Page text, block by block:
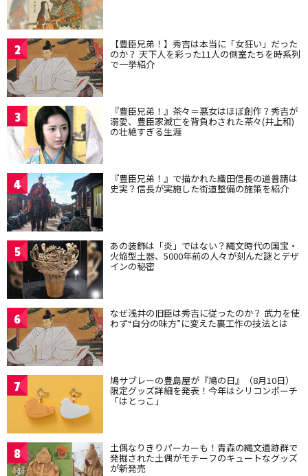
2 【豊臣兄弟！】秀吉は本当に「女狂い」だった
のか？ 天下人を彩った11人の側室たちを時系列
で一挙紹介
3 『豊臣兄弟！』茶々＝悪女はほぼ創作？秀吉が
溺愛、豊臣家滅亡を背負わされた茶々(井上和)
の壮絶すぎる生涯
4 『豊臣兄弟！』で描かれた織田信長の道普請は
史実？信長が実施した街道整備の施策を紹介
5 あの装飾は「炎」ではない？縄文時代の国宝・
火焔型土器、5000年前の人々が刻んだ謎とデザ
インの秘密
6 なぜ浅井の旧臣は秀吉に従ったのか？ 武力を使
わず“自分の味方”に変えた裏工作の技法とは
7 鳩サブレーの豊島屋が『鳩の日』（8月10日）
限定グッズ詳細を発表！今年はシリコンポーチ
「はとっこ」
8 土偶なりきりパーカーも！青森の縄文遺跡群で
発掘された土偶がモチーフのキュートなグッズ
が新発売